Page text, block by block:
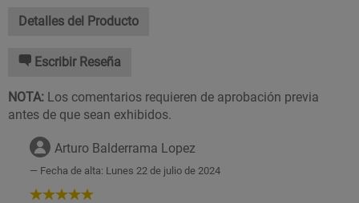
Detalles del Producto
Escribir Reseña
NOTA: Los comentarios requieren de aprobación previa
antes de que sean exhibidos.
Arturo Balderrama Lopez
Fecha de alta: Lunes 22 de julio de 2024
5